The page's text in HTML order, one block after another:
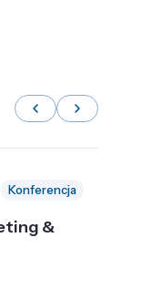
Konferencja
&